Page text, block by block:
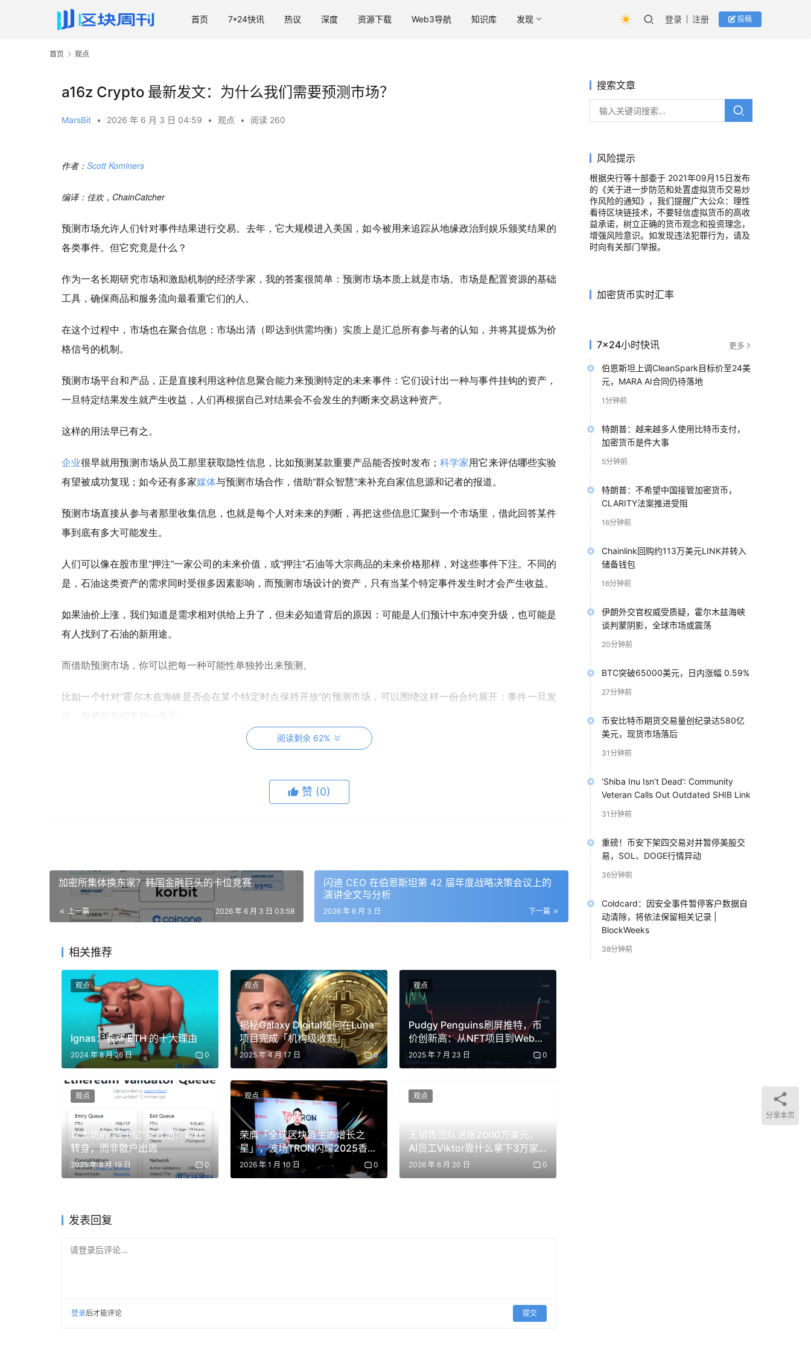
首页 7*24快讯 热议 深度 资源下载 Web3导航 知识库 发现 登录 注册 投稿
首页 观点
a16z Crypto 最新发文：为什么我们需要预测市场？
MarsBit • 2026 年 6 月 3 日 04:59 • 观点 • 阅读 260
作者： Scott Kominers
编译：佳欢，ChainCatcher
预测市场允许人们针对事件结果进行交易。去年，它大规模进入美国，如今被用来追踪从地缘政治到娱乐颁奖结果的
各类事件。但它究竟是什么？
作为一名长期研究市场和激励机制的经济学家，我的答案很简单：预测市场本质上就是市场。市场是配置资源的基础
工具，确保商品和服务流向最看重它们的人。
在这个过程中，市场也在聚合信息：市场出清（即达到供需均衡） 实质上是汇总所有参与者的认知，并将其提炼为价
格信号的机制。
预测市场平台和产品，正是直接利用这种信息聚合能力来预测特定的未来事件：它们设计出一种与事件挂钩的资产，
一旦特定结果发生就产生收益，人们再根据自己对结果会不会发生的判断来交易这种资产。
这样的用法早已有之。
企业很早就用预测市场从员工那里获取隐性信息，比如预测某款重要产品能否按时发布；科学家用它来评估哪些实验
有望被成功复现；如今还有多家媒体与预测市场合作，借助”群众智慧”来补充自家信息源和记者的报道。
预测市场直接从参与者那里收集信息，也就是每个人对未来的判断，再把这些信息汇聚到一个市场里，借此回答某件
事到底有多大可能发生。
人们可以像在股市里”押注”一家公司的未来价值，或”押注”石油等大宗商品的未来价格那样，对这些事件下注。不同的
是，石油这类资产的需求同时受很多因素影响，而预测市场设计的资产，只有当某个特定事件发生时才会产生收益。
如果油价上涨，我们知道是需求相对供给上升了，但未必知道背后的原因：可能是人们预计中东冲突升级，也可能是
有人找到了石油的新用途。
而借助预测市场，你可以把每一种可能性单独拎出来预测。
比如一个针对”霍尔木兹海峡是否会在某个特定时点保持开放”的预测市场，可以围绕这样一份合约展开：事件一旦发
生，每单位合约支付一美元。
随着人们反复买卖这种资产，市场价格就成了一个”概率风向标”，反映交易者对该事件发生可能性的整体判断。
具体怎么运作？假设某个结果的单位市场价格是 0.50 美元，相当于 50% 的概率。如果你认为海峡保持开放的可能性
高于 50%，比如 67%，你就会买入；一旦判断正确，你就用 0.50 美元的成本拿到 0.67 美元的总收益。
当预测市场运转良好时，它相比其他预测方法有几个明显的 优势。
首先，它能直接给出一个概率估算，光这一点就是一项”超能力”。
之间是什么关系。而且民调往往只是某个时间点的快照，预测市场却能随着新参与者、新信息的加入实时更新。
更关键的是，预测市场自带激励：买卖双方都把真金白银押了进去，押错就要赔。这就促使参与者认真掂量自己手里
的信息，把钱投到自己最有把握的问题上。
反过来，能靠信息和专业判断在预测市场里获利，也会激励人们主动去做研究、把问题搞清楚。
去挖标准民调机构拿不到的信息。）
最后，预测市场在覆盖面上也有巨大优势。一个了解哪些事件可能影响石油需求的人，原则上可以去做多或做空石
油；但我们想预测的很多结果，并没有对应的大宗商品或股票市场可供下注。这时，预测市场就成了理想选择。
比如最近就冒出了一批预测市场，专门用来汇集”哪个 AI 模型在各项任务上表现最好”这类判断，这种问题太细，传统
这些想法并不新鲜。早在 16 世纪的欧洲，类似的做法就已经存在，当时人们用它来预测下一任教皇人选。
现代预测市场的根基在经济学、统计学、市场设计和计算机科学。查尔斯·普洛特（Charles Plott）和希亚姆·桑德
阅读剩余 62%
赞 (0)
加密所集体换东家？韩国金融巨头的卡位竞赛
上一篇 2026 年 6 月 3 日 03:58
闪迪 CEO 在伯恩斯坦第 42 届年度战略决策会议上的
演讲全文与分析
下一篇
2026 年 6 月 3 日
相关推荐
Ignas：看漲 ETH 的十大理由
2024 年 8 月 26 日 0
观点
揭秘Galaxy Digital如何在Luna
项目完成「机构级收割」
2025 年 4 月 17 日 0
观点
Pudgy Penguins刷屏推特，币
价创新高：从NFT项目到Web3
多维生态IP
2025 年 7 月 23 日 0
观点
以太坊的“四十亿”提款潮：巨鲸
转身，而非散户出逃
2025 年 8 月 19 日 0
观点
荣膺「全球区块链生态增长之
星」，波场TRON闪耀2025香港
财富管理高峰论坛
2026 年 1 月 10 日 0
观点
无销售团队进账2000万美元，
AI员工Viktor靠什么拿下3万家
企业？
2026 年 6 月 20 日 0
观点
发表回复
请登录后评论...
登录后才能评论 提交
搜索文章
风险提示
根据央行等十部委于 2021年09月15日发布
的《关于进一步防范和处置虚拟货币交易炒
作风险的通知》，我们提醒广大公众：理性
看待区块链技术，不要轻信虚拟货币的高收
益承诺，树立正确的货币观念和投资理念，
增强风险意识。如发现违法犯罪行为，请及
时向有关部门举报。
加密货币实时汇率
7×24小时快讯 更多
伯恩斯坦上调CleanSpark目标价至24美
元，MARA AI合同仍待落地
1分钟前
特朗普：越来越多人使用比特币支付，
加密货币是件大事
5分钟前
特朗普：不希望中国接管加密货币，
CLARITY法案推进受阻
16分钟前
Chainlink回购约113万美元LINK并转入
储备钱包
16分钟前
伊朗外交官权威受质疑，霍尔木兹海峡
谈判蒙阴影，全球市场或震荡
20分钟前
BTC突破65000美元，日内涨幅 0.59%
27分钟前
币安比特币期货交易量创纪录达580亿
美元，现货市场落后
31分钟前
‘Shiba Inu Isn’t Dead’: Community
Veteran Calls Out Outdated SHIB Link
31分钟前
重磅！币安下架四交易对并暂停美股交
易，SOL、DOGE行情异动
36分钟前
Coldcard：因安全事件暂停客户数据自
动清除，将依法保留相关记录 |
BlockWeeks
38分钟前
分享本页